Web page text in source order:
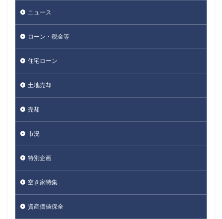
ニュース
ローン・税金等
住宅ローン
土地売却
売却
市況
特別企画
空き家特集
資産価値保全